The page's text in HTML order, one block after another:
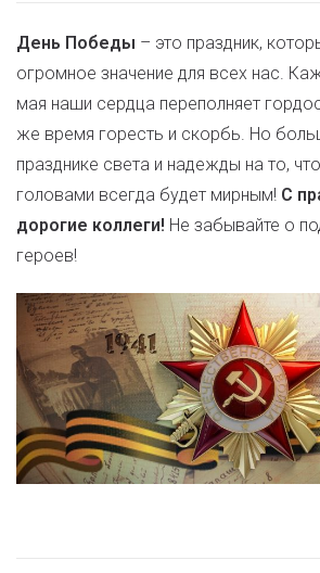
День Победы – это праздник,
огромное значение для всех нас.
мая наши сердца переполняет
же время горесть и скорбь. Но
празднике света и надежды на то,
головами всегда будет мирным! С
дорогие коллеги! Не забывайте о
героев!